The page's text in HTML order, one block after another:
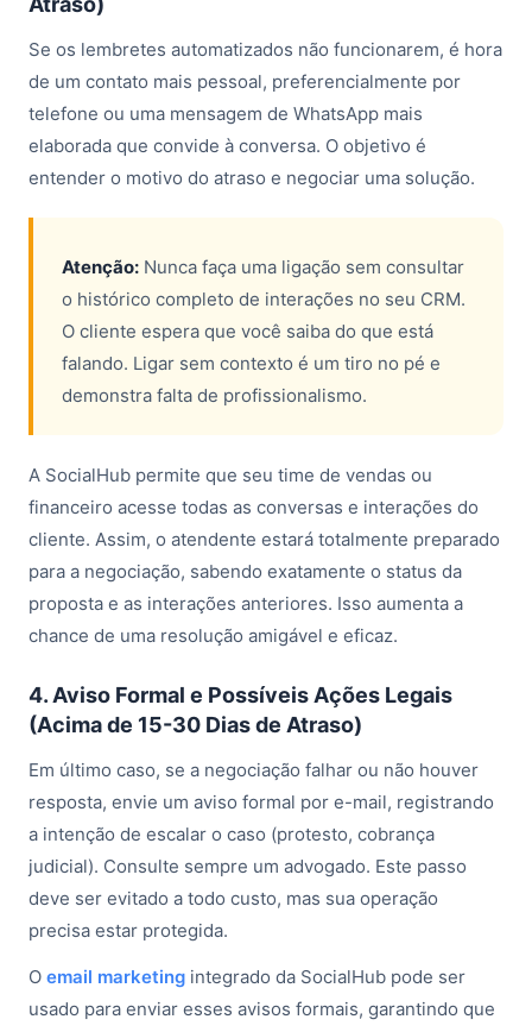
Se os lembretes automatizados não funcionarem, é hora
de um contato mais pessoal, preferencialmente por
telefone ou uma mensagem de WhatsApp mais
elaborada que convide à conversa. O objetivo é
entender o motivo do atraso e negociar uma solução.
Atenção: Nunca faça uma ligação sem consultar
o histórico completo de interações no seu CRM.
O cliente espera que você saiba do que está
falando. Ligar sem contexto é um tiro no pé e
demonstra falta de profissionalismo.
A SocialHub permite que seu time de vendas ou
financeiro acesse todas as conversas e interações do
cliente. Assim, o atendente estará totalmente preparado
para a negociação, sabendo exatamente o status da
proposta e as interações anteriores. Isso aumenta a
chance de uma resolução amigável e eficaz.
4. Aviso Formal e Possíveis Ações Legais
(Acima de 15-30 Dias de Atraso)
Em último caso, se a negociação falhar ou não houver
resposta, envie um aviso formal por e-mail, registrando
a intenção de escalar o caso (protesto, cobrança
judicial). Consulte sempre um advogado. Este passo
deve ser evitado a todo custo, mas sua operação
precisa estar protegida.
O email marketing integrado da SocialHub pode ser
usado para enviar esses avisos formais, garantindo que